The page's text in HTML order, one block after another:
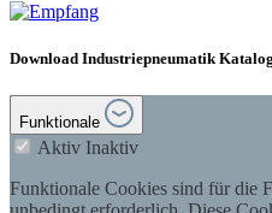
Download Industriepneumatik Katalog
Funktionale
Aktiv Inaktiv
Funktionale Cookies sind für die